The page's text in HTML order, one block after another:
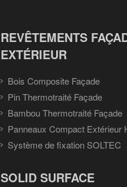
REVÊTEMENTS
EXTÉRIEUR
Bois Composite Façade
Pin Thermotraité Façade
Bambou Thermotraité Façade
Panneaux Compact Extérieur
Système de fixation SOLTEC
SOLID SURFACE